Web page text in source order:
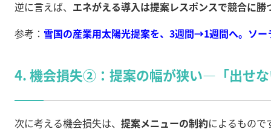
逆に言えば、 エネがえる導入は提案レスポンスで競合に勝
参考： 雪国の産業用太陽光提案を、3週間→1週間へ。ソ
4. 機会損失②：提案の幅が狭い—「出せ
次に考える機会損失は、 提案メニューの制約によるもので